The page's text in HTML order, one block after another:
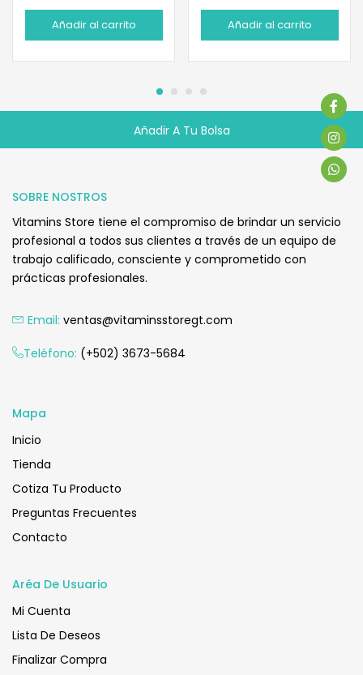
Q235.00
Añadir Al Carrito
Añadir A Tu Bolsa
Añadir al carrito Añadir al carrito
SOBRE NOSTROS
Vitamins Store tiene el compromiso de brindar un servicio
profesional a todos sus clientes a través de un equipo de
trabajo calificado, consciente y comprometido con
prácticas profesionales.
Email: ventas@vitaminsstoregt.com
Teléfono: (+502) 3673-5684
Mapa
Inicio
Tienda
Cotiza Tu Producto
Preguntas Frecuentes
Contacto
Aréa De Usuario
Mi Cuenta
Lista De Deseos
Finalizar Compra